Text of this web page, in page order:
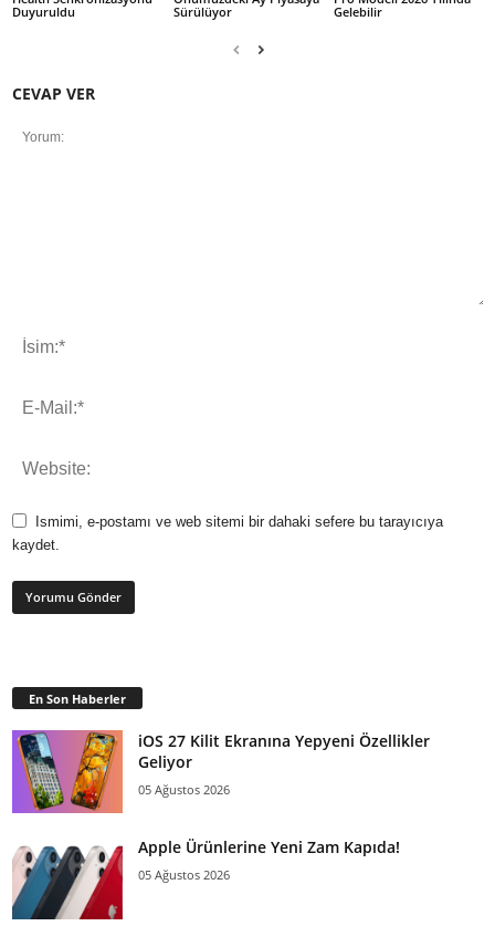
Duyuruldu
Sürülüyor
Gelebilir
CEVAP VER
Ismimi, e-postamı ve web sitemi bir dahaki sefere bu tarayıcıya
kaydet.
En Son Haberler
iOS 27 Kilit Ekranına Yepyeni Özellikler
Geliyor
05 Ağustos 2026
Apple Ürünlerine Yeni Zam Kapıda!
05 Ağustos 2026